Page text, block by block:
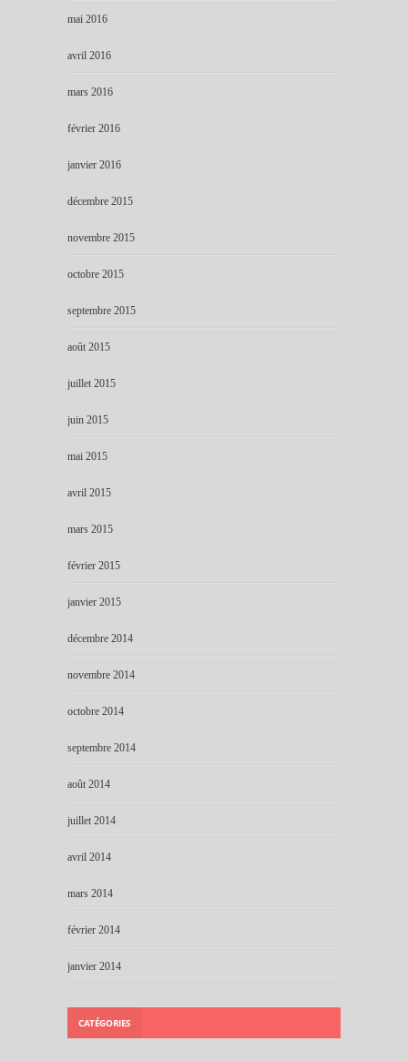
mai 2016
avril 2016
mars 2016
février 2016
janvier 2016
décembre 2015
novembre 2015
octobre 2015
septembre 2015
août 2015
juillet 2015
juin 2015
mai 2015
avril 2015
mars 2015
février 2015
janvier 2015
décembre 2014
novembre 2014
octobre 2014
septembre 2014
août 2014
juillet 2014
avril 2014
mars 2014
février 2014
janvier 2014
CATÉGORIES